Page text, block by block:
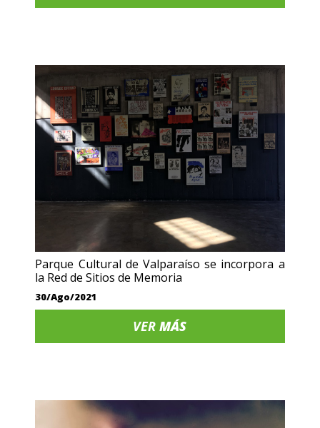
Parque Cultural de Valparaíso se incorpora a
la Red de Sitios de Memoria
30/Ago/2021
VERMÁS